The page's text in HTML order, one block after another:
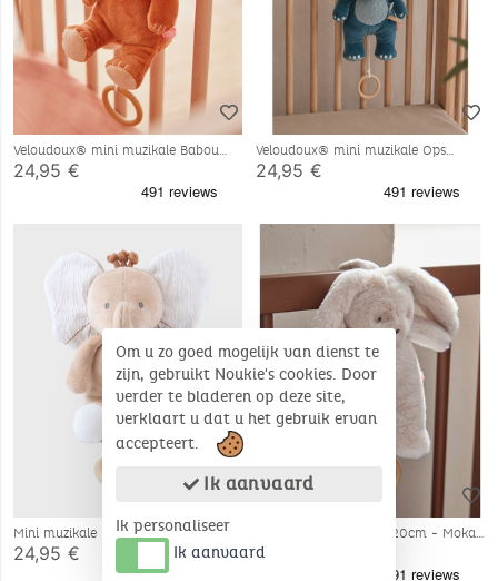
Veloudoux® mini muzikale Babou
knuffel, karamelkleur
24,95 €
Veloudoux® mini muzikale Ops
knuffel, blauw
24,95 €
Mini muzikale knuffel 20cm - Bali
24,95 €
Mini muzikale knuffel 20cm - Moka
24,95 €
Om u zo goed mogelijk van dienst te
zijn, gebruikt Noukie's cookies. Door
verder te bladeren op deze site,
verklaart u dat u het gebruik ervan
accepteert.
Ik aanvaard
Ik personaliseer
Ik aanvaard